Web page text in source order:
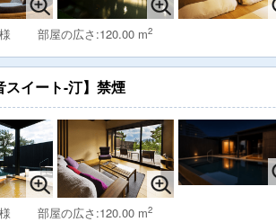
部屋の広さ:120.00 m2
スイート-汀】禁煙
部屋の広さ:120.00 m2